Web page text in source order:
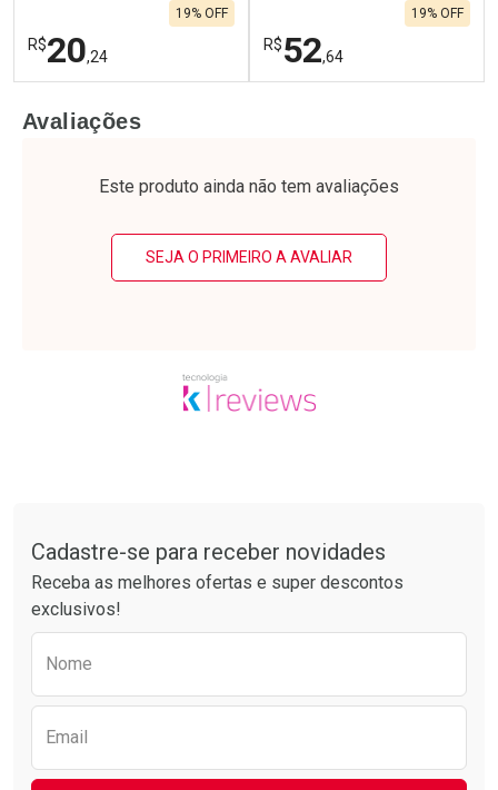
R$20,24
19% OFF
Laboratório
Por R$ 20,24/cada
Por Menos
R$52,64
19% OFF
Laboratório
Por R$ 52,64/cada
Por Menos
Avaliações
Este produto ainda não tem avaliações
SEJA O PRIMEIRO A AVALIAR
Cadastre-se para receber novidades
Receba as melhores ofertas e super descontos
exclusivos!
Nome
Email